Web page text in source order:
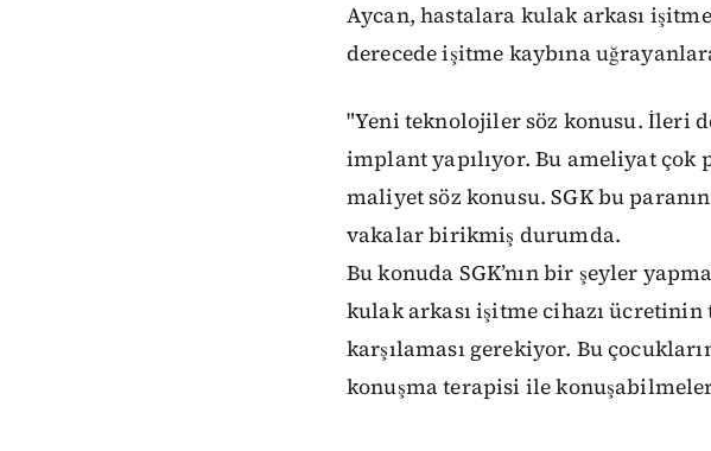
Aycan, hastalara kulak arkası
derecede işitme kaybına
"Yeni teknolojiler söz konusu. İleri
implant yapılıyor. Bu ameliyat çok
maliyet söz konusu. SGK bu
vakalar birikmiş durumda.
Bu konuda SGK’nın bir şeyler
kulak arkası işitme cihazı ücretinin
karşılaması gerekiyor. Bu
konuşma terapisi ile